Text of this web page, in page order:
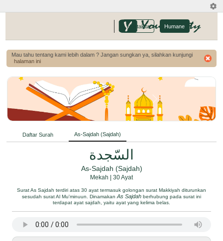
Hostakita Humane
Mau tahu tentang kami lebih dalam ? Jangan sungkan ya, silahkan kunjungi
halaman ini
Daftar Surah As-Sajdah(Sajdah)
السّجدة
As-Sajdah (Sajdah)
Mekah | 30 Ayat
Surat As Sajdah terdiri atas 30 ayat termasuk golongan surat Makkiyah diturunkan
sesudah surat Al Mu'minuun. DinamakanAs Sajdah berhubung pada surat ini
terdapat ayat sajdah, yaitu ayat yang kelima belas.